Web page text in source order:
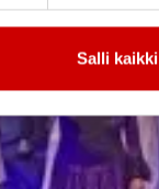
Salli kaikki